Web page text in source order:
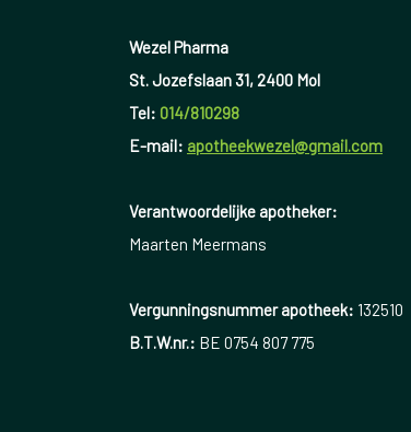
Wezel Pharma
St. Jozefslaan 31, 2400 Mol
Tel: 014/810298
E-mail: apotheekwezel@gmail.com
Verantwoordelijke apotheker:
Maarten Meermans
Vergunningsnummer apotheek: 132510
B.T.W.nr.: BE 0754 807 775